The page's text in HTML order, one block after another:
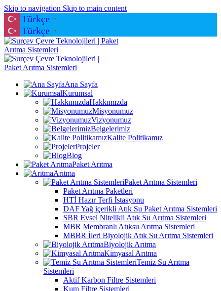
Skip to navigation Skip to main content
Türkçe ▼
Türkçe ▼
Ana Sayfa
Kurumsal
Hakkımızda
Misyonumuz
Vizyonumuz
Belgelerimiz
Kalite Politikamız
Projeler
Blog
Paket Arıtma
Arıtma
Paket Arıtma Sistemleri
Paket Arıtma Paketleri
HTİ Hazır Terfi İstasyonu
DAF Yağ içerikli Atık Su Paket Arıtma Sistemleri
SBR Evsel Nitelikli Atık Su Arıtma Sistemleri
MBR Membranlı Atıksu Arıtma Sistemleri
MBBR İleri Biyolojik Atık Su Arıtma Sistemleri
Biyolojik Arıtma
Kimyasal Arıtma
Temiz Su Arıtma
Sistemleri
Aktif Karbon Filtre Sistemleri
Kum Filtre Sistemleri